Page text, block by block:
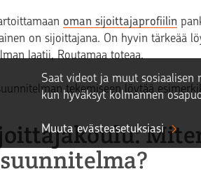
oman sijoittajaprofiilin
on sijoittajana. On hyvin tärkeää
laatii, Routamaa toteaa.
tekemiseen löytää
Saat videot ja muut sosiaalisen
kun hyväksyt kolmannen
Muuta evästeasetuksiasi